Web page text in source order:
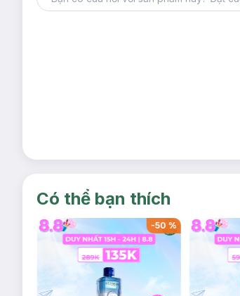
Có thể bạn thích
-50 %